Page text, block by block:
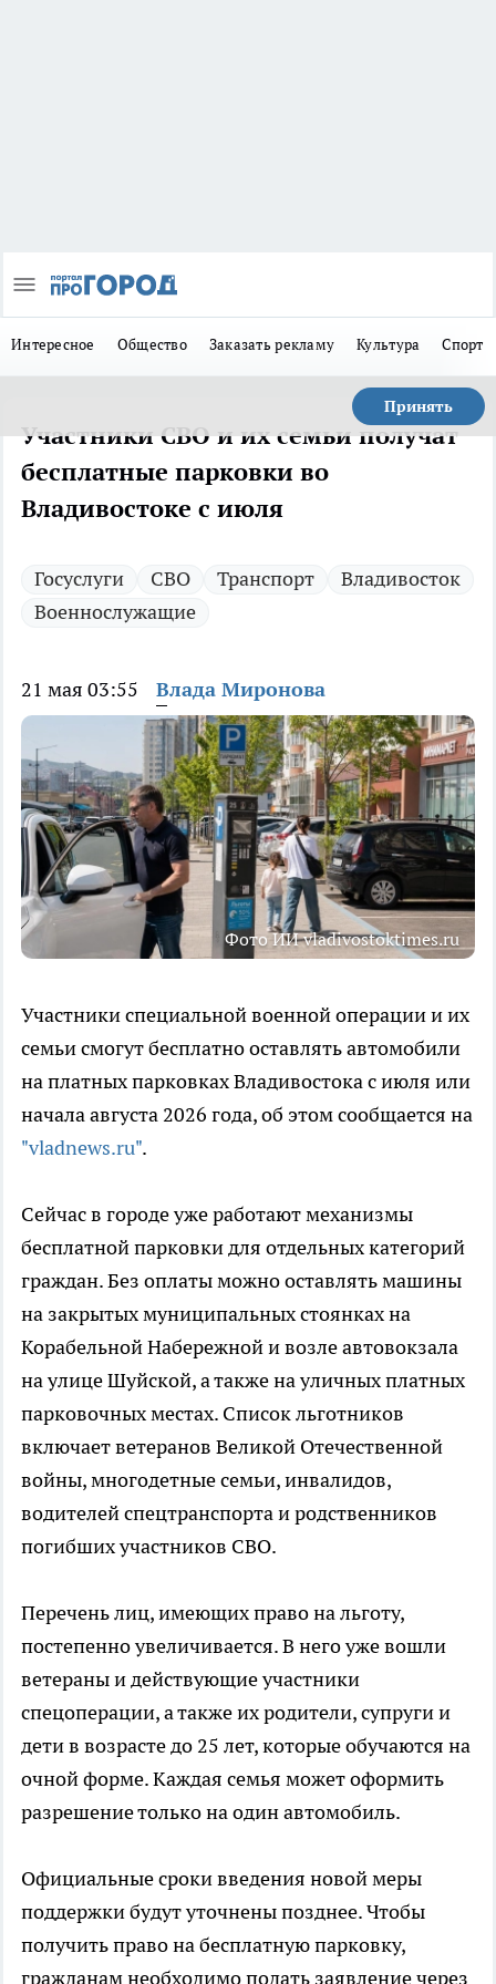
Интересное Общество Заказать рекламу Культура Спорт
Принять
Участники СВО и их семьи получат
бесплатные парковки во
Владивостоке с июля
Госуслуги СВО Транспорт
Владивосток
Военнослужащие
21 мая 03:55 Влада Миронова
Фото ИИ vladivostoktimes.ru
Участники специальной военной операции и их
семьи смогут бесплатно оставлять автомобили
на платных парковках Владивостока с июля или
начала августа 2026 года, об этом сообщается на
"vladnews.ru".
Сейчас в городе уже работают механизмы
бесплатной парковки для отдельных категорий
граждан. Без оплаты можно оставлять машины
на закрытых муниципальных стоянках на
Корабельной Набережной и возле автовокзала
на улице Шуйской, а также на уличных платных
парковочных местах. Список льготников
включает ветеранов Великой Отечественной
войны, многодетные семьи, инвалидов,
водителей спецтранспорта и родственников
погибших участников СВО.
Перечень лиц, имеющих право на льготу,
постепенно увеличивается. В него уже вошли
ветераны и действующие участники
спецоперации, а также их родители, супруги и
дети в возрасте до 25 лет, которые обучаются на
очной форме. Каждая семья может оформить
разрешение только на один автомобиль.
Официальные сроки введения новой меры
поддержки будут уточнены позднее. Чтобы
получить право на бесплатную парковку,
гражданам необходимо подать заявление через